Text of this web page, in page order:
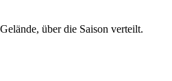
über die Saison verteilt.